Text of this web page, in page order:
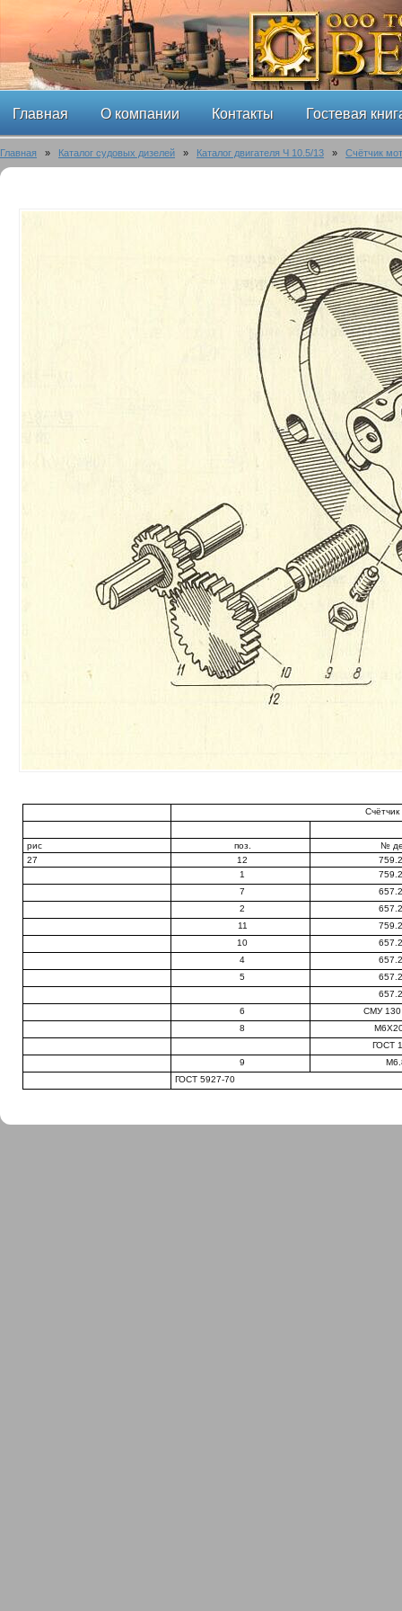
Главная О компании Контакты Гостевая
Главная » Каталог судовых дизелей » Каталог двигателя Ч 10.5/13 » Счётчик
рис поз.
№
27
12
1
7
2
11
10
4
5
6
СМУ
8
ГОСТ
9
ГОСТ 5927-70